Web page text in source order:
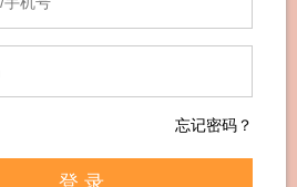
忘记密码？
登 录